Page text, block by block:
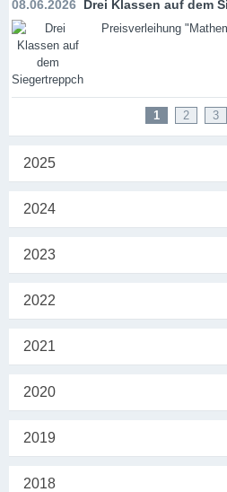
08.06.2026 Drei Klassen auf dem
Preisverleihung
1 2 3
2025
2024
2023
2022
2021
2020
2019
2018